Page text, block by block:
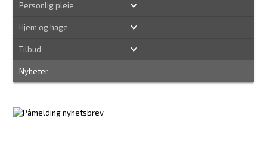
Personlig pleie
Hjem og hage
Tilbud
Nyheter